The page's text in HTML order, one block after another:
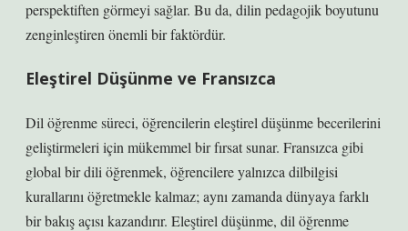
perspektiften görmeyi sağlar. Bu da, dilin pedagojik boyutunu
zenginleştiren önemli bir faktördür.
Eleştirel Düşünme ve Fransızca
Dil öğrenme süreci, öğrencilerin eleştirel düşünme becerilerini
geliştirmeleri için mükemmel bir fırsat sunar. Fransızca gibi
global bir dili öğrenmek, öğrencilere yalnızca dilbilgisi
kurallarını öğretmekle kalmaz; aynı zamanda dünyaya farklı
bir bakış açısı kazandırır. Eleştirel düşünme, dil öğrenme